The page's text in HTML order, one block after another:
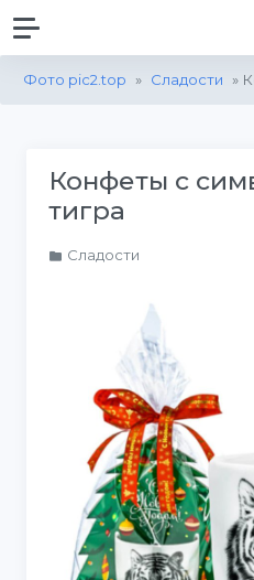
Фото pic2.top » Сладости »
Конфеты с
тигра
Сладости